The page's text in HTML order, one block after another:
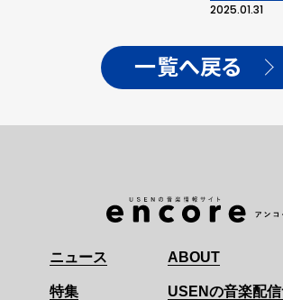
2025.01.31
一覧へ戻る
ニュース
特集
ABOUT
USENの音楽配